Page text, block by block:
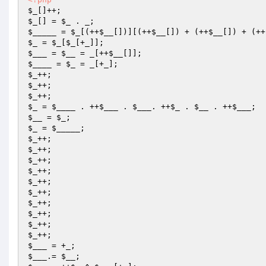
$_
$_
[] = $_
$_____
= $_ [(++$__ [])][(++$__ []) + (++$__ []) + (++
$_
= $_ $_
$___
= $__ = _[++$__
$____
= $_
$_
$_
$_
$_
= $____ . ++$___ . $___ . ++$_ . $__ . ++$___
$__
= $_
$_
= $_____
$_
$_
$_
$_
$_
$_
$_
$_
$_
$_
$___
$___
.= $__